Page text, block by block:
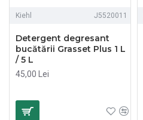
Kiehl J5520011
Detergent degresant
bucătării Grasset Plus 1 L
/ 5 L
45,00 Lei